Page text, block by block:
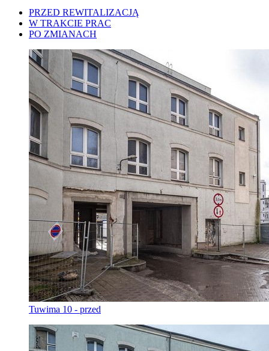
PRZED REWITALIZACJĄ
W TRAKCIE PRAC
PO ZMIANACH
Tuwima 10 - przed